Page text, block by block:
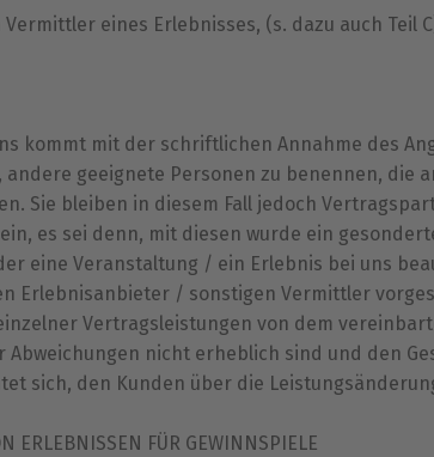
eines Erlebnisses, (s. dazu auch
kommt mit der schriftlichen Annahme des
geeignete Personen zu benennen, die
Sie bleiben in diesem Fall jedoch
es sei denn, mit diesen wurde ein
eine Veranstaltung / ein Erlebnis bei uns
Erlebnisanbieter / sonstigen Vermittler
Vertragsleistungen von dem
Abweichungen nicht erheblich sind und den
sich, den Kunden über die
ERLEBNISSEN FÜR GEWINNSPIELE